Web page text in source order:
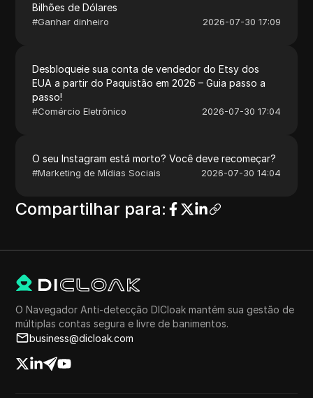
Bilhões de Dólares
#Ganhar dinheiro 2026-07-30 17:09
Desbloqueie sua conta de vendedor do Etsy dos
EUA a partir do Paquistão em 2026 – Guia passo a
passo!
#Comércio Eletrônico 2026-07-30 17:04
O seu Instagram está morto? Você deve recomeçar?
#Marketing de Mídias Sociais 2026-07-30 14:04
Compartilhar para:
O Navegador Anti-detecção DICloak mantém sua gestão de
múltiplas contas segura e livre de banimentos.
business@dicloak.com